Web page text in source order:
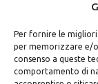
Per fornire le
per memorizzare e/
consenso a queste
comportamento di
Via